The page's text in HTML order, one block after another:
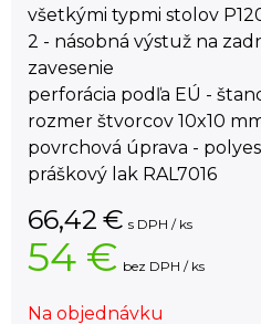
všetkými typmi stolov
2 - násobná výstuž na
zavesenie
perforácia podľa EÚ -
rozmer štvorcov 10x10
povrchová úprava -
práškový lak RAL7016
66,42 € s DPH / ks
54 € bez DPH / ks
Na objednávku